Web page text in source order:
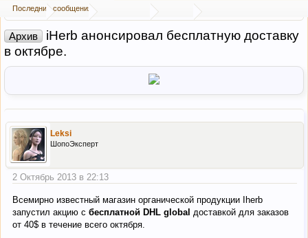
Главная Форум
Архив
iHerb анонсировал бесплатную доставку
в октябре.
Leksi
ШопоЭксперт
2 Октябрь 2013 в 22:13
Всемирно известный магазин органической продукции Iherb
запустил акцию с бесплатной DHL global доставкой для заказов
от 40$ в течение всего октября.
Последние сообщения